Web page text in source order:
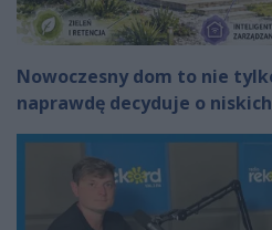
Nowoczesny dom to nie
naprawdę decyduje o